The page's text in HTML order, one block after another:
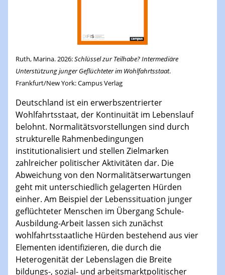
Ruth, Marina. 2026:Schlüssel zur Teilhabe? Intermediäre
Unterstützung junger Geflüchteter im Wohlfahrtsstaat.
Frankfurt/New York: Campus Verlag
Deutschland ist ein erwerbszentrierter
Wohlfahrtsstaat, der Kontinuität im Lebenslauf
belohnt. Normalitätsvorstellungen sind durch
strukturelle Rahmenbedingungen
institutionalisiert und stellen Zielmarken
zahlreicher politischer Aktivitäten dar. Die
Abweichung von den Normalitätserwartungen
geht mit unterschiedlich gelagerten Hürden
einher. Am Beispiel der Lebenssituation junger
geflüchteter Menschen im Übergang Schule-
Ausbildung-Arbeit lassen sich zunächst
wohlfahrtsstaatliche Hürden bestehend aus vier
Elementen identifizieren, die durch die
Heterogenität der Lebenslagen die Breite
bildungs-, sozial- und arbeitsmarktpolitischer